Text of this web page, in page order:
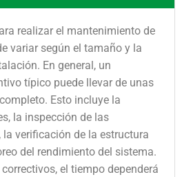
realizar el mantenimiento de
variar según el tamaño y la
En general, un
típico puede llevar de unas
Esto incluye la
la inspección de las
verificación de la estructura
del rendimiento del sistema.
el tiempo dependerá